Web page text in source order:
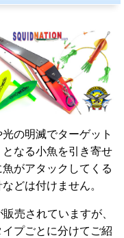
の明滅でターゲット
なる小魚を引き寄せ
がアタックしてくる
どは付けません。
売されていますが、
プごとに分けてご紹